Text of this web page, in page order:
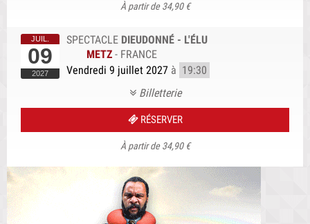
À partir de 34,90 €
09
SPECTACLE DIEUDONNÉ - L'ÉLU
METZ - FRANCE
Vendredi 9 juillet 2027 à 19:30
Billetterie
RÉSERVER
À partir de 34,90 €